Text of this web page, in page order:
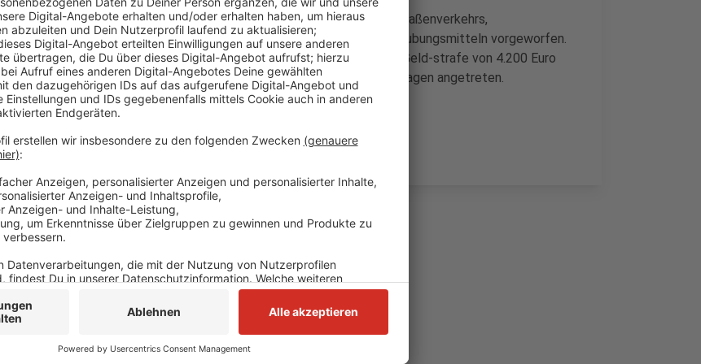
Dem Mann werden unter anderem fahrlässige Gefährdung des Straßenverkehrs,
fahrlässigerKörperverletzung und der unerlaubte Besitz von Betäubungsmitteln vorgeworfen.
Das teilt die Bundespolizei mit. Weil der Kölner die ausstehende Geld-strafe von 4.200 Euro
nicht vor Ort zahlen konnte, musste er eine Haftstrafe von 280 Tagen angetreten.
Anzeige